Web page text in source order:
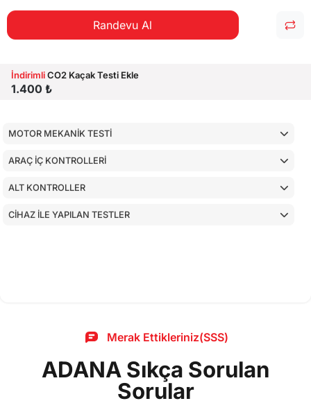
Randevu Al
İndirimliCO2 Kaçak Testi Ekle
1.400 ₺
MOTOR MEKANİK TESTİ
ARAÇ İÇ KONTROLLERİ
ALT KONTROLLER
CİHAZ İLE YAPILAN TESTLER
Merak Ettikleriniz(SSS)
ADANA Sıkça Sorulan
Sorular